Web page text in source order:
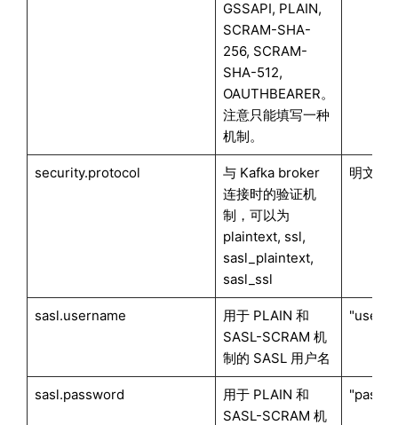
GSSAPI, PLAIN,
SCRAM-SHA-
256, SCRAM-
SHA-512,
OAUTHBEARER。
注意只能填写一种
机制。
security.protocol
与 Kafka broker
连接时的验证机
制，可以为
plaintext, ssl,
sasl_plaintext,
sasl_ssl
明文连
sasl.username
用于 PLAIN 和
SASL-SCRAM 机
制的 SASL 用户名
sasl.password
用于 PLAIN 和
SASL-SCRAM 机